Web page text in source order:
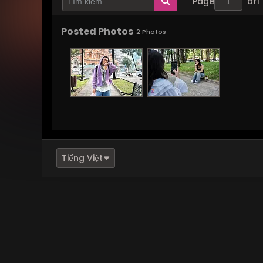
Posted Photos 2 Photos
Tiếng Việt